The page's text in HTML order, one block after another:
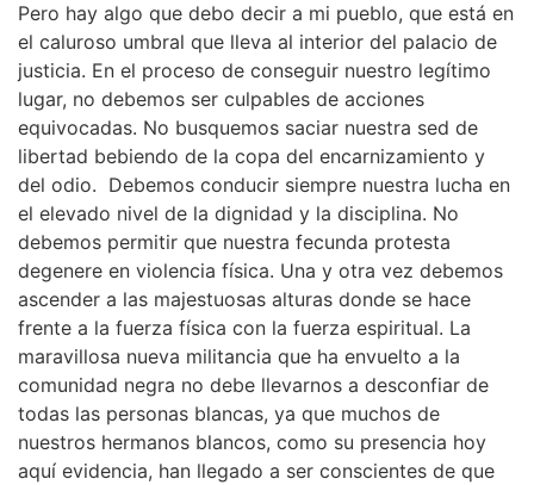
Pero hay algo que debo decir a mi pueblo, que está en
el caluroso umbral que lleva al interior del palacio de
justicia. En el proceso de conseguir nuestro legítimo
lugar, no debemos ser culpables de acciones
equivocadas. No busquemos saciar nuestra sed de
libertad bebiendo de la copa del encarnizamiento y
del odio. Debemos conducir siempre nuestra lucha en
el elevado nivel de la dignidad y la disciplina. No
debemos permitir que nuestra fecunda protesta
degenere en violencia física. Una y otra vez debemos
ascender a las majestuosas alturas donde se hace
frente a la fuerza física con la fuerza espiritual. La
maravillosa nueva militancia que ha envuelto a la
comunidad negra no debe llevarnos a desconfiar de
todas las personas blancas, ya que muchos de
nuestros hermanos blancos, como su presencia hoy
aquí evidencia, han llegado a ser conscientes de que